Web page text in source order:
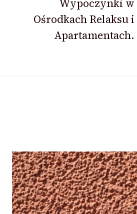
Wypoczynki w
Ośrodkach Relaksu i
Apartamentach.